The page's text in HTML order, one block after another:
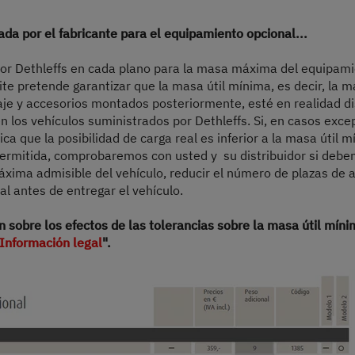
permitida y a pesar de la limitación del equipamiento opcional,
opcional antes de entregar el vehículo. No deben superarse la masa
y reduce la masa útil. El peso adicional indicado para los paquetes y el
opcional seleccionado no puede superar la masa especificada
para determinar el peso máximo disponible para el equipamiento opcional
el fabricante para el equipamiento opcional. El aumento se debe a la mayor
motor más pesadas (por ejemplo, 180 CV).
del vehículo, visita la sección «Información en cuanto al peso».
por el fabricante para el equipamiento opcional...
Dethleffs en cada plano para la masa máxima del
pretende garantizar que la masa útil mínima, es decir, la
y accesorios montados posteriormente, esté en realidad
los vehículos suministrados por Dethleffs. Si, en casos
que la posibilidad de carga real es inferior a la masa útil
comprobaremos con usted y su distribuidor si
admisible del vehículo, reducir el número de plazas de
antes de entregar el vehículo.
sobre los efectos de las tolerancias sobre la masa útil
Información legal".